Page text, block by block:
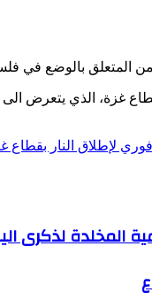
المتعلق بالوضع في
غزة، الذي يتعرض
لإطلاق النار بقطاع
لذكرى اليوم